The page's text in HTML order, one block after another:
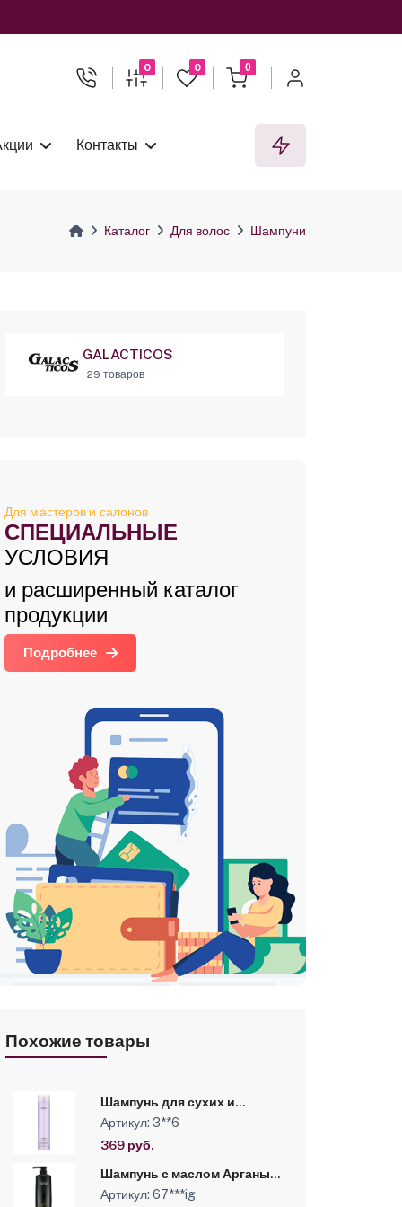
0 0 0
Контакты
Каталог Для волос Шампуни
GALACTICOS
29 товаров
Для мастеров и салонов
СПЕЦИАЛЬНЫЕ
УСЛОВИЯ
и расширенный каталог
продукции
Подробнее
Похожие товары
Шампунь для сухих и
повреждённых волос
«PerfectSilk» Kapous, 300 мл
Артикул: 3**6
369 руб.
Шампунь с маслом Арганы
для сухих и поврежденных
волос /Argan Shampoo Nirvel
Артикул: 67***ig